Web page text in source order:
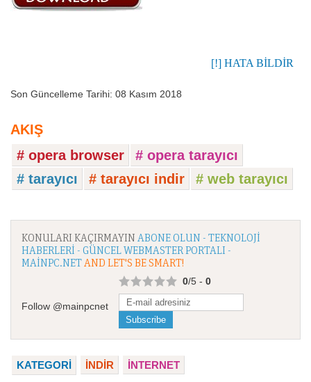
[!] HATA BİLDİR
Son Güncelleme Tarihi: 08 Kasım 2018
AKIŞ
# opera browser
# opera tarayıcı
# tarayıcı
# tarayıcı indir # web tarayıcı
KONULARI KAÇIRMAYIN ABONE OLUN - TEKNOLOJI
HABERLERI - GÜNCEL WEBMASTER PORTALI -
MAINPC.NET AND LET'S BE SMART!
Follow @mainpcnet
0/5 - 0
KATEGORI İNDİR İNTERNET